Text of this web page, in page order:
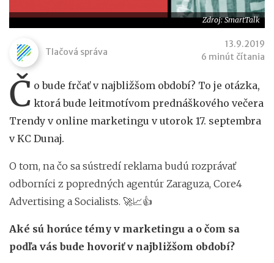
Zdroj: SmartTalk
Tlačová správa
13.9.2019
6 minút čítania
Č o bude frčať v najbližšom období? To je otázka,
ktorá bude leitmotívom prednáškového večera
Trendy v online marketingu v utorok 17. septembra
v KC Dunaj.
O tom, na čo sa sústredí reklama budú rozprávať
odborníci z popredných agentúr Zaraguza, Core4
Advertising a Socialists. 🚀📈👍
Aké sú horúce témy v marketingu a o čom sa
podľa vás bude hovoriť v najbližšom období?